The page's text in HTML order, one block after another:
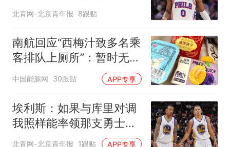
是谦逊
北青网-北京青年报 8跟贴
南航回应“西梅汁致多名乘
客排队上厕所”：暂时无法
核查是否发放西梅汁
中国能源网 30跟贴 APP专享
埃利斯：如果与库里对调
我照样能率领那支勇士取
得现在的成就
北青网-北京青年报 1跟贴 APP专享